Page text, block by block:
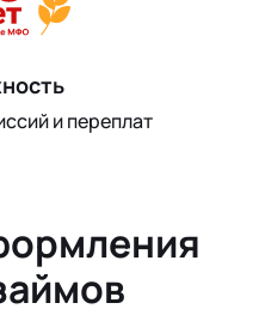
и переплат